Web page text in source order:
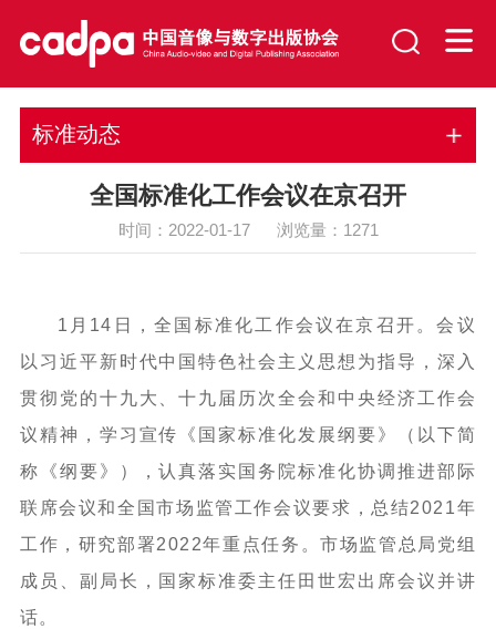
标准动态
全国标准化工作会议在京召开
时间：2022-01-17 浏览量： 1271
1月14日，全国标准化工作会议在京召开。会议
以习近平新时代中国特色社会主义思想为指导，深入
贯彻党的十九大、十九届历次全会和中央经济工作会
议精神，学习宣传《国家标准化发展纲要》（以下简
称《纲要》），认真落实国务院标准化协调推进部际
联席会议和全国市场监管工作会议要求，总结2021年
工作，研究部署2022年重点任务。市场监管总局党组
成员、副局长，国家标准委主任田世宏出席会议并讲
话。